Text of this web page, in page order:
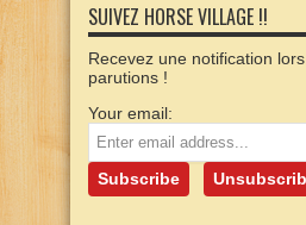
SUIVEZ HORSE VILLAGE !!
Recevez une notification
parutions !
Your email: